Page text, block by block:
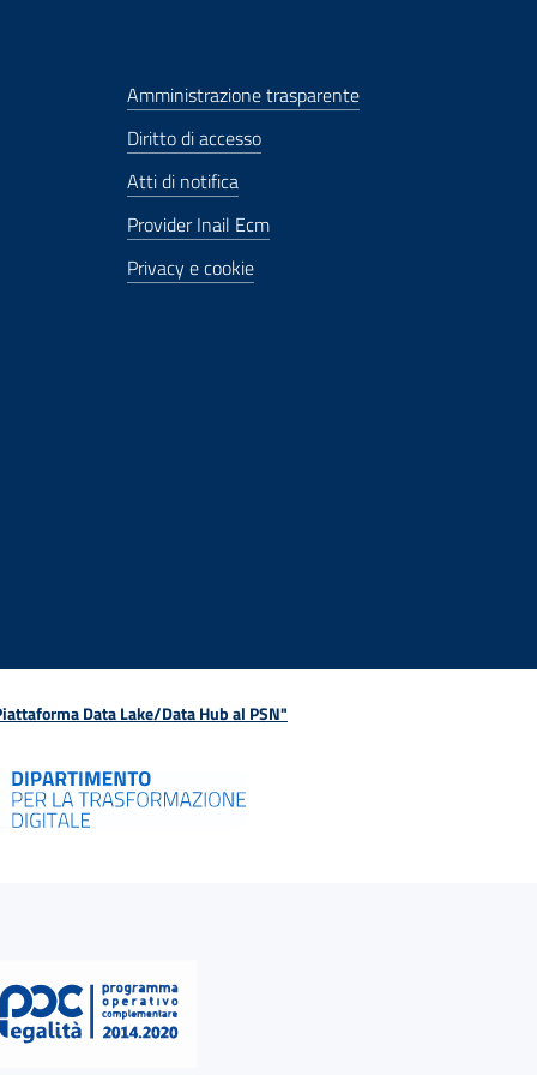
Amministrazione trasparente
Diritto di accesso
Atti di notifica
Provider Inail Ecm
Privacy e cookie
Data Lake/Data Hub al PSN"